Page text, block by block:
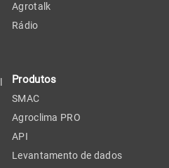
Agrotalk
Rádio
Produtos
SMAC
Agroclima PRO
API
Levantamento de dados